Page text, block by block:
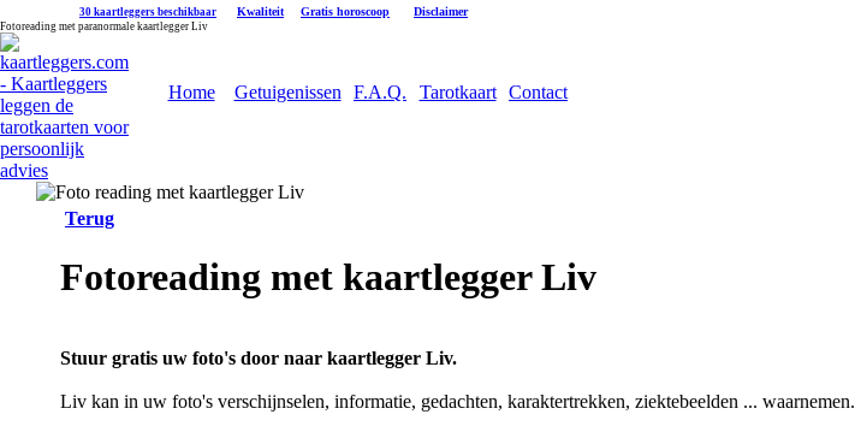
30 kaartleggers beschikbaar Kwaliteit Gratis horoscoop Disclaimer
Fotoreading met paranormale kaartlegger Liv
Home Getuigenissen F.A.Q. Tarotkaart Contact
Terug
Fotoreading met kaartlegger Liv
Stuur gratis uw foto's door naar kaartlegger Liv.
Liv kan in uw foto's verschijnselen, informatie, gedachten, karaktertrekken, ziektebeelden ... waarnemen.